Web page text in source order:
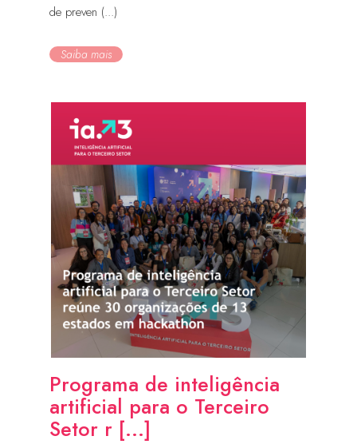
de preven (...)
Saiba mais
Programa de inteligência
artificial para o Terceiro
Setor r [...]